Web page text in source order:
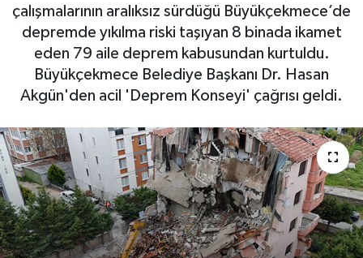
çalışmalarının aralıksız sürdüğü Büyükçekmece’de
depremde yıkılma riski taşıyan 8 binada ikamet
eden 79 aile deprem kabusundan kurtuldu.
Büyükçekmece Belediye Başkanı Dr. Hasan
Akgün'den acil 'Deprem Konseyi' çağrısı geldi.